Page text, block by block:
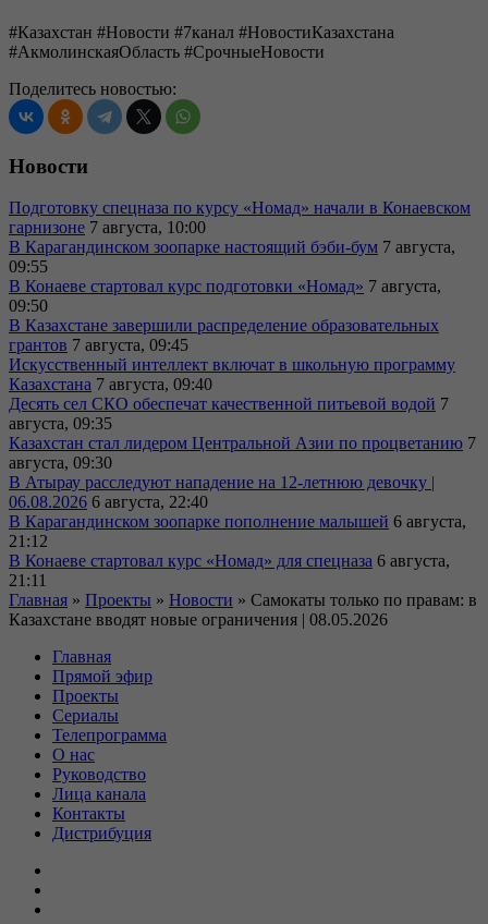
#Казахстан #Новости #7канал #НовостиКазахстана
#АкмолинскаяОбласть #СрочныеНовости
Поделитесь новостью:
Новости
Подготовку спецназа по курсу «Номад» начали в Конаевском
гарнизоне 7 августа, 10:00
В Карагандинском зоопарке настоящий бэби-бум 7 августа,
09:55
В Конаеве стартовал курс подготовки «Номад» 7 августа,
09:50
В Казахстане завершили распределение образовательных
грантов 7 августа, 09:45
Искусственный интеллект включат в школьную программу
Казахстана 7 августа, 09:40
Десять сел СКО обеспечат качественной питьевой водой 7
августа, 09:35
Казахстан стал лидером Центральной Азии по процветанию 7
августа, 09:30
В Атырау расследуют нападение на 12-летнюю девочку |
06.08.2026 6 августа, 22:40
В Карагандинском зоопарке пополнение малышей 6 августа,
21:12
В Конаеве стартовал курс «Номад» для спецназа 6 августа,
21:11
Главная » Проекты » Новости » Самокаты только по правам: в
Казахстане вводят новые ограничения | 08.05.2026
Главная
Прямой эфир
Проекты
Сериалы
Телепрограмма
О нас
Руководство
Лица канала
Контакты
Дистрибуция